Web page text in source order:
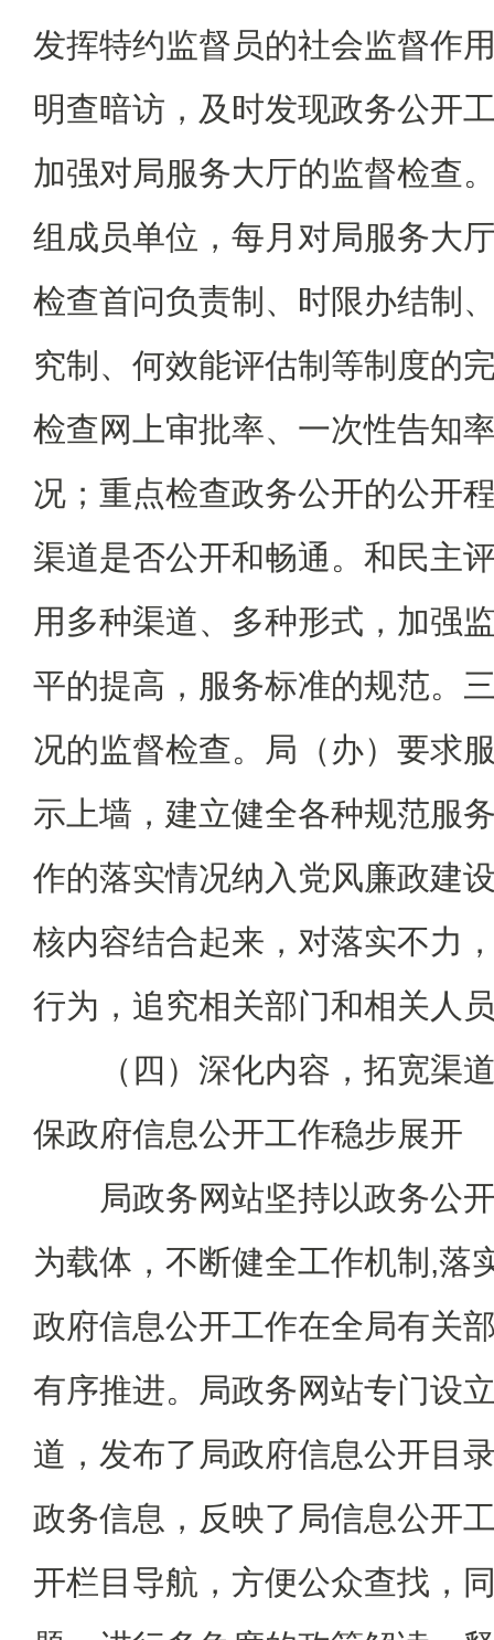
发挥特约监督员的社会监督作
明查暗访，及时发现政务公开
加强对局服务大厅的监督检查
组成员单位，每月对局服务大
检查首问负责制、时限办结制
究制、何效能评估制等制度的
检查网上审批率、一次性告知
况；重点检查政务公开的公开
渠道是否公开和畅通。和民主
用多种渠道、多种形式，加强
平的提高，服务标准的规范。
况的监督检查。局（办）要求
示上墙，建立健全各种规范服
作的落实情况纳入党风廉政建
核内容结合起来，对落实不力
行为，追究相关部门和相关人
（四）深化内容，拓宽渠道
保政府信息公开工作稳步展开
局政务网站坚持以政务公开
为载体，不断健全工作机制,落
政府信息公开工作在全局有关
有序推进。局政务网站专门设
道，发布了局政府信息公开目
政务信息，反映了局信息公开
开栏目导航，方便公众查找，